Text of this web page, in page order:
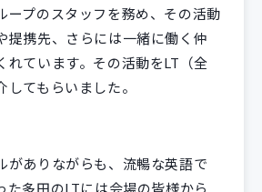
ープのスタッフを務め、その活動
提携先、さらには一緒に働く仲
れています。その活動をLT（全
てもらいました。
がありながらも、流暢な英語で
た多田のLTには会場の皆様から